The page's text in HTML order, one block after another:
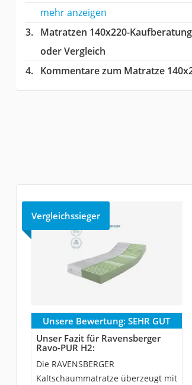
mehr anzeigen
Matratzen 140x220-Kaufberatung
oder Vergleich
Kommentare zum Matratze
Vergleichssieger
Unsere Bewertung: SEHR GUT
Unser Fazit für Ravensberger
Ravo-PUR H2:
Die RAVENSBERGER
Kaltschaummatratze überzeugt mit